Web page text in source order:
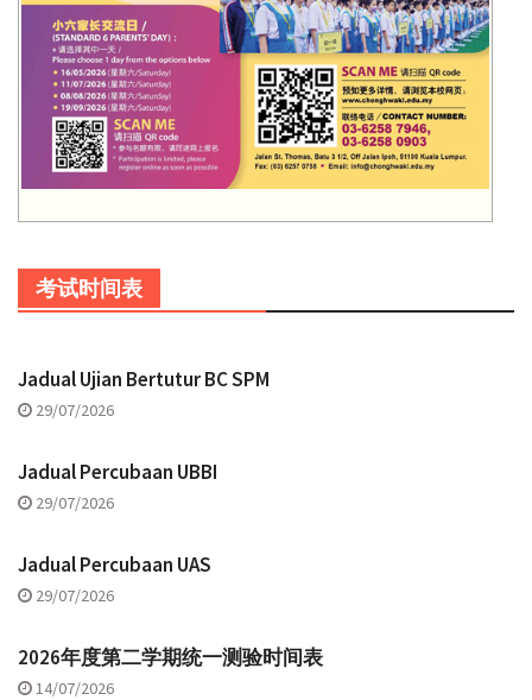
考试时间表
Jadual Ujian Bertutur BC SPM
29/07/2026
Jadual Percubaan UBBI
29/07/2026
Jadual Percubaan UAS
29/07/2026
2026年度第二学期统一测验时间表
14/07/2026